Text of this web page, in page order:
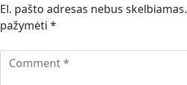
El. pašto adresas nebus skelbiamas.
pažymėti *